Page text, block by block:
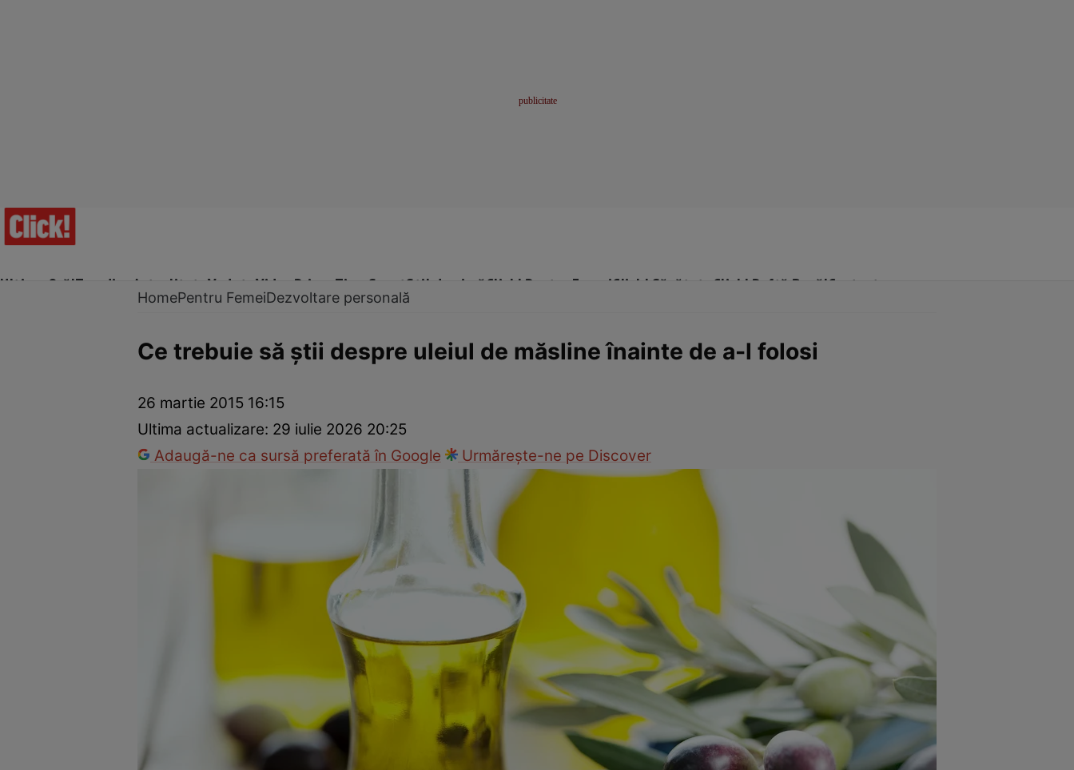
Ultima Oră!Trending Actualitate Vedete Video Prime Time SportStil de viațăClick! Pentru FemeiClick! Sănătate Click! Poftă Bună!Contact
Dezvoltare personalăÎngrijire personalăCasă și grădină
HomePentru FemeiDezvoltare personală
Ce trebuie să ştii despre uleiul de măsline înainte de a-l folosi
26 martie 2015 16:15
Ultima actualizare: 29 iulie 2026 20:25
Adaugă-ne ca sursă preferată în Google
Urmărește-ne pe Discover